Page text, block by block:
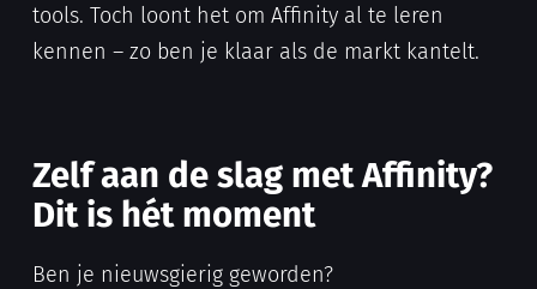
tools. Toch loont het om Affinity al te leren
kennen – zo ben je klaar als de markt kantelt.
Zelf aan de slag met Affinity?
Dit is hét moment
Ben je nieuwsgierig geworden?